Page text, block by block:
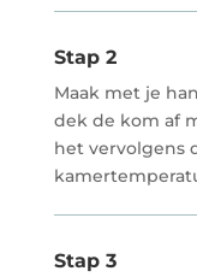
Stap 2
Maak met je
dek de kom af
het vervolgens
Stap 3